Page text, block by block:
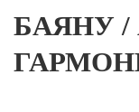
БАЯНУ /